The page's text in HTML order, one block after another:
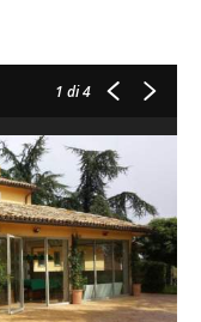
1 di 4